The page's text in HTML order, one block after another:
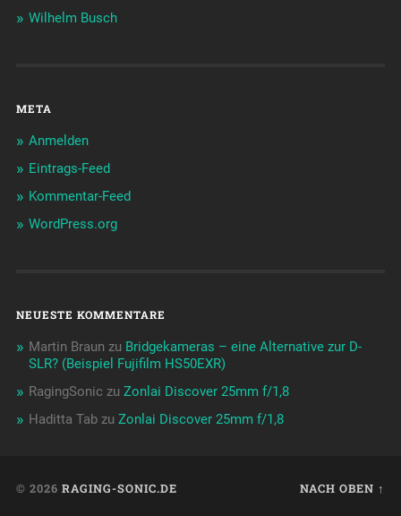
Wilhelm Busch
META
Anmelden
Eintrags-Feed
Kommentar-Feed
WordPress.org
NEUESTE KOMMENTARE
Martin Braun zu Bridgekameras – eine Alternative zur D-
SLR? (Beispiel Fujifilm HS50EXR)
RagingSonic zu Zonlai Discover 25mm f/1,8
Haditta Tabzu Zonlai Discover 25mm f/1,8
© 2026 RAGING-SONIC.DE NACH OBEN ↑